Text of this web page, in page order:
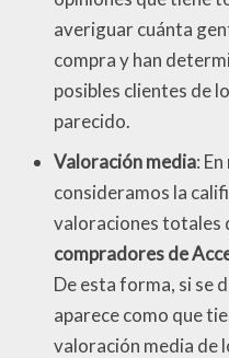
averiguar cuánta
compra y han
posibles clientes de
parecido.
Valoración media:
consideramos la
valoraciones totales
compradores de
De esta forma, si se
aparece como que
valoración media de